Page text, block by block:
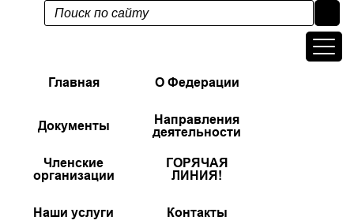
Главная О Федерации
Документы
Направления
деятельности
Членские
организации
ГОРЯЧАЯ
ЛИНИЯ!
Наши услуги Контакты